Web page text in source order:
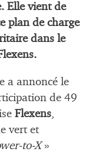
Elle vient de
plan de charge
dans le
a annoncé le
de 49
Flexens,
vert et
to-X»